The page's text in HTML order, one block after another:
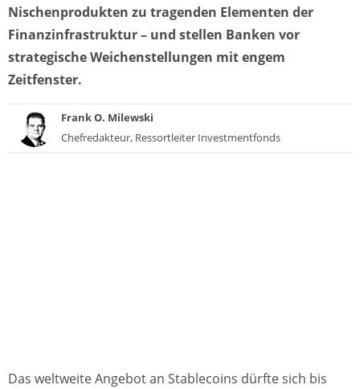
Nischenprodukten zu tragenden Elementen der
Finanzinfrastruktur – und stellen Banken vor
strategische Weichenstellungen mit engem
Zeitfenster.
Frank O. Milewski
Chefredakteur, Ressortleiter Investmentfonds
Das weltweite Angebot an Stablecoins dürfte sich bis